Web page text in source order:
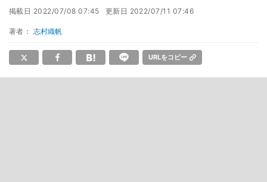
掲載日 2022/07/08 07:45 更新日 2022/07/11 07:46
著者： 志村織帆
URLをコピー